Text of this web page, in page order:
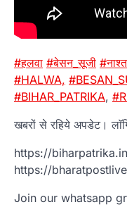
#हलवा #बेसन_सूजी
#HALWA,
#BIHAR_PATRIKA,
खबरों से रहिये अपडेट।
https://biharpatrika.in
https://
Join our whatsapp